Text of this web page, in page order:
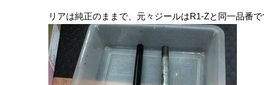
リアは純正のままで、元々ジールはR1-Zと同一品番